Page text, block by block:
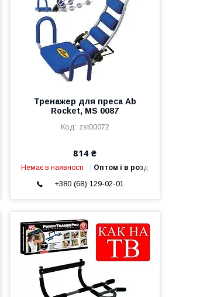
Тренажер для преса Ab
Rocket, MS 0087
zst00072
814 ₴
Немає в наявності Оптом і в роздріб
+380 (68) 129-02-01